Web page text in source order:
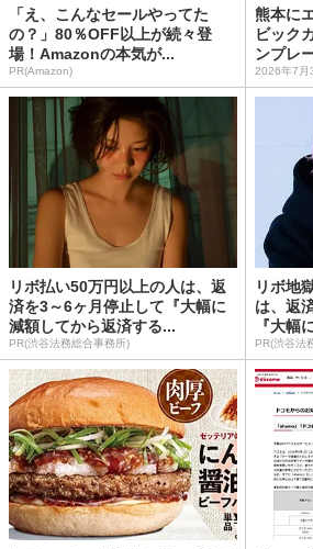
「え、こんなセールやってた
の？」80％OFF以上が続々登
場！Amazonの本気が...
PR(Amazon)
熊本に
ビック
ンプレ
2026年7月
リボ払い50万円以上の人は、返
済を3～6ヶ月停止して『大幅に
減額してから返済する...
PR(渋谷法務総合事務所)
リボ地
は、返
『大幅
PR(渋谷法